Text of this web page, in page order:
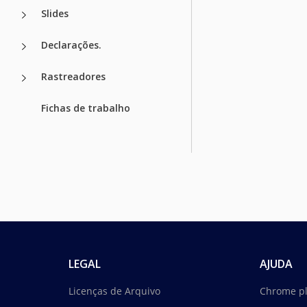
Slides
Declarações.
Rastreadores
Fichas de trabalho
LEGAL
Licenças de Arquivo
AJUDA
Chrome